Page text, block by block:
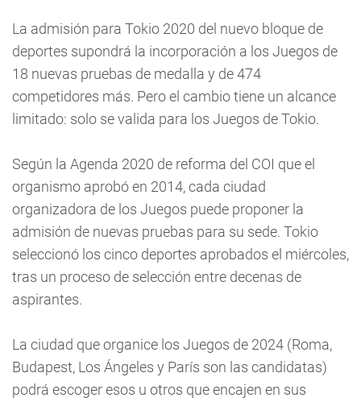
La admisión para Tokio 2020 del nuevo bloque de
deportes supondrá la incorporación a los Juegos de
18 nuevas pruebas de medalla y de 474
competidores más. Pero el cambio tiene un alcance
limitado: solo se valida para los Juegos de Tokio.
Según la Agenda 2020 de reforma del COI que el
organismo aprobó en 2014, cada ciudad
organizadora de los Juegos puede proponer la
admisión de nuevas pruebas para su sede. Tokio
seleccionó los cinco deportes aprobados el miércoles,
tras un proceso de selección entre decenas de
aspirantes.
La ciudad que organice los Juegos de 2024 (Roma,
Budapest, Los Ángeles y París son las candidatas)
podrá escoger esos u otros que encajen en sus